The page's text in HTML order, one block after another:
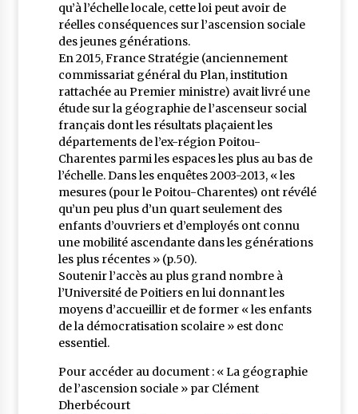
qu’à l’échelle locale, cette loi peut avoir de
réelles conséquences sur l’ascension sociale
des jeunes générations.
En 2015, France Stratégie (anciennement
commissariat général du Plan, institution
rattachée au Premier ministre) avait livré une
étude sur la géographie de l’ascenseur social
français dont les résultats plaçaient les
départements de l’ex-région Poitou-
Charentes parmi les espaces les plus au bas de
l’échelle. Dans les enquêtes 2003-2013, « les
mesures (pour le Poitou-Charentes) ont révélé
qu’un peu plus d’un quart seulement des
enfants d’ouvriers et d’employés ont connu
une mobilité ascendante dans les générations
les plus récentes » (p.50).
Soutenir l’accès au plus grand nombre à
l’Université de Poitiers en lui donnant les
moyens d’accueillir et de former « les enfants
de la démocratisation scolaire » est donc
essentiel.
Pour accéder au document : « La géographie
de l’ascension sociale » par Clément
Dherbécourt